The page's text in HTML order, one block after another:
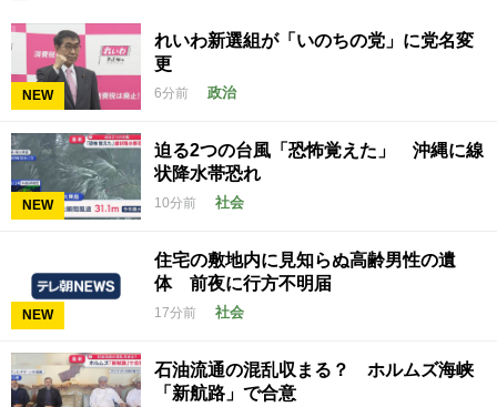
NEW
れいわ新選組が「いのちの党」に党名変
更
6分前 政治
NEW
迫る2つの台風「恐怖覚えた」 沖縄に線
状降水帯恐れ
10分前 社会
NEW
住宅の敷地内に見知らぬ高齢男性の遺
体 前夜に行方不明届
17分前 社会
石油流通の混乱収まる？ ホルムズ海峡
「新航路」で合意